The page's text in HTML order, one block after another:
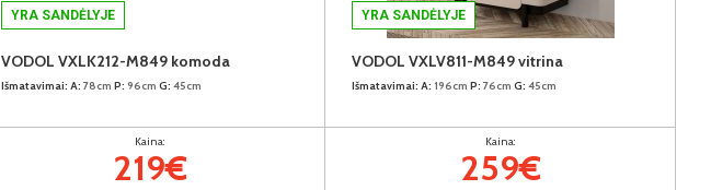
YRA SANDĖLYJE
VODOL VXLK212-M849 komoda
Išmatavimai: A: 78cm P: 96cm G: 45cm
Kaina:
219€
YRA SANDĖLYJE
VODOL VXLV811-M849 vitrina
Išmatavimai: A: 196cm P: 76cm G: 45cm
Kaina:
259€